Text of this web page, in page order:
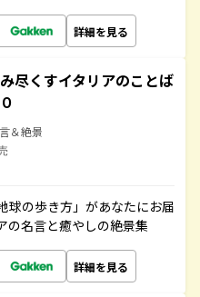
詳細を見る
尽くすイタリアのことば
＆絶景
球の歩き方」があなたにお届
の名言と癒やしの絶景集
詳細を見る